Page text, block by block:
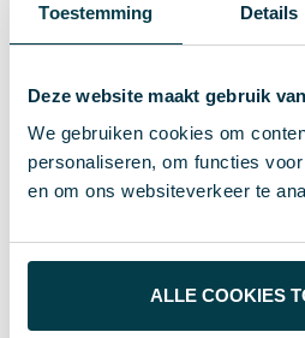
Toestemming Details
Deze website maakt gebruik
We gebruiken cookies om
personaliseren, om functies
en om ons websiteverkeer te
ALLE COOKIES